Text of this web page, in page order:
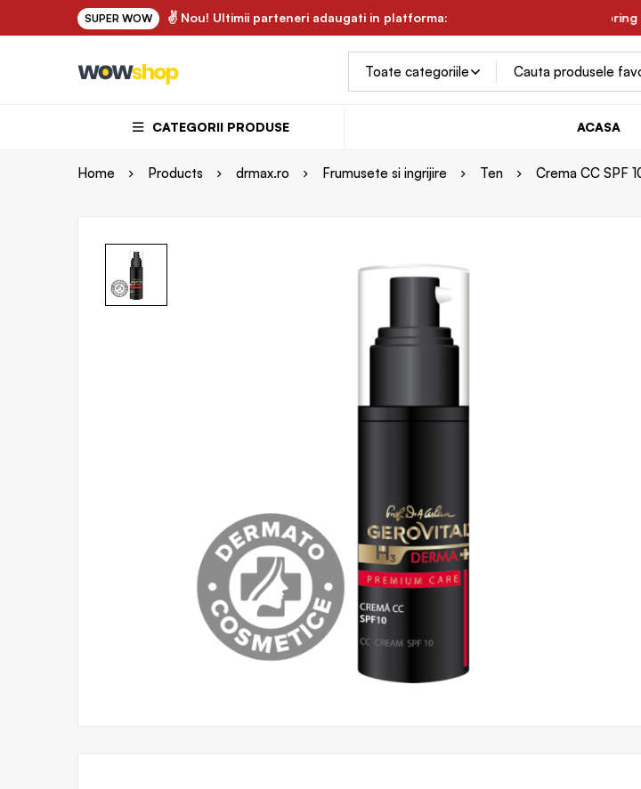
SUPER WOW ✌ Nou! Ultimii parteneri adaugati in platforma:
✌ FLORY.ro - uleiuri vegetale si ape florale bio 100% naturale ✌ ✌ Spring
CATEGORII PRODUSE ACASA
Home Products drmax.ro Frumusete si ingrijire Ten Crema CC SPF